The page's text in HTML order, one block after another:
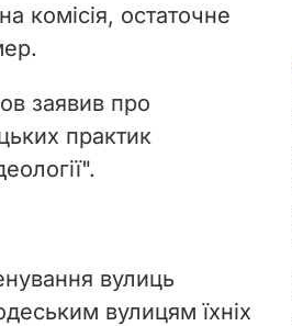
комісія, остаточне
заявив про
практик
вулиць
вулицям їхніх